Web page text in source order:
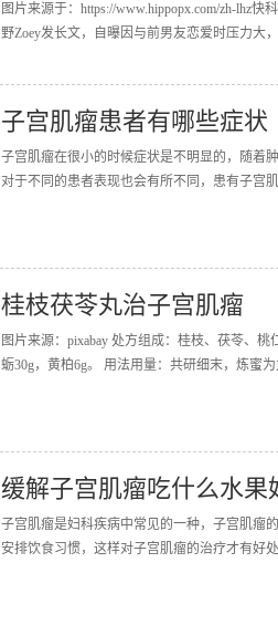
图片来源于：https://www.hippopx.com/zh-lhz
野Zoey发长文，自曝因与前男友恋爱时压力大
子宫肌瘤患者有哪些症状
子宫肌瘤在很小的时候症状是不明显的，随着
对于不同的患者表现也会有所不同，患有子宫
桂枝茯苓丸治子宫肌瘤
图片来源：pixabay 处方组成：桂枝、茯苓、
蛎30g，黄柏6g。 用法用量：共研细末，炼蜜
缓解子宫肌瘤吃什么水果
子宫肌瘤是妇科疾病中常见的一种，子宫肌瘤
安排饮食习惯，这样对子宫肌瘤的治疗才有好